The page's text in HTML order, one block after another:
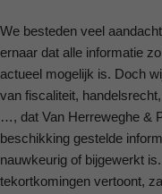
We besteden veel
ernaar dat alle informatie
actueel mogelijk is. Doch
van fiscaliteit,
…, dat Van Herreweghe &
beschikking gestelde
nauwkeurig of bijgewerkt
tekortkomingen vertoont,